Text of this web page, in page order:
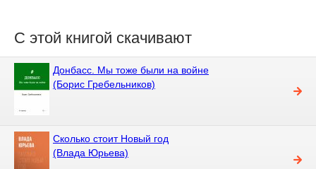
С этой книгой скачивают
Донбасс. Мы тоже были на войне
(Борис Гребельников)
Сколько стоит Новый год
(Влада Юрьева)